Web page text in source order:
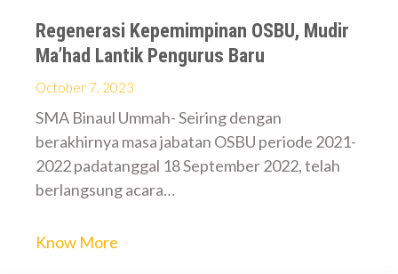
Regenerasi Kepemimpinan OSBU, Mudir
Ma’had Lantik Pengurus Baru
October 7, 2023
SMA Binaul Ummah- Seiring dengan
berakhirnya masa jabatan OSBU periode 2021-
2022 padatanggal 18 September 2022, telah
berlangsung acara…
Know More